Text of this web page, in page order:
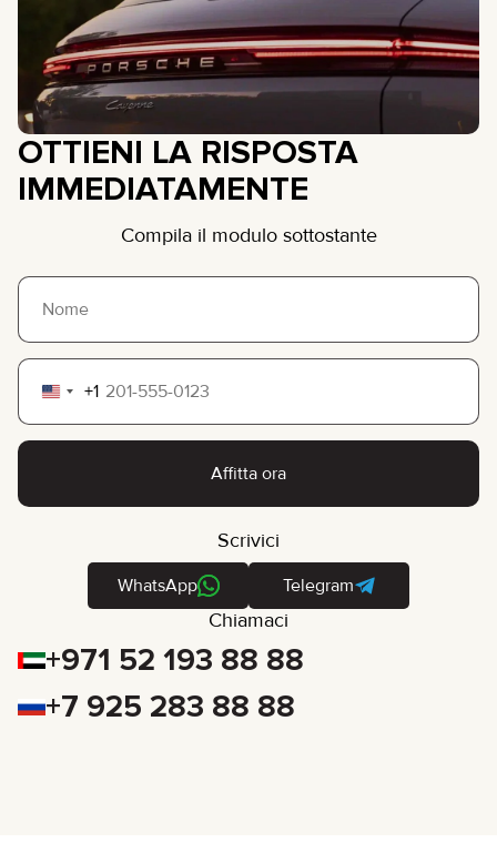
OTTIENI LA RISPOSTA
IMMEDIATAMENTE
Compila il modulo sottostante
United +1
Affitta ora
Scrivici
WhatsApp Telegram
Chiamaci
+971 52 193 88 88
+7 925 283 88 88